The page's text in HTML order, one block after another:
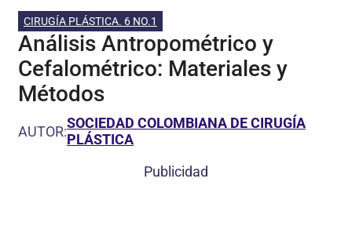
CIRUGÍA PLÁSTICA. 6 NO.1
Análisis Antropométrico y
Cefalométrico: Materiales y
Métodos
AUTOR:SOCIEDAD COLOMBIANA DE CIRUGÍA
PLÁSTICA
Publicidad